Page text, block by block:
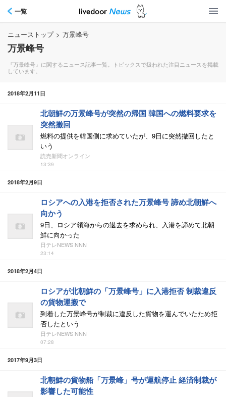
一覧
ニューストップ > 万景峰号
万景峰号
『万景峰号』に関するニュース記事一覧。トピックスで扱われた注目ニュースを掲載
しています。
2018年2月11日
北朝鮮の万景峰号が突然の帰国 韓国への燃料要求を
突然撤回
燃料の提供を韓国側に求めていたが、9日に突然撤回したと
いう
読売新聞オンライン
13:39
2018年2月9日
ロシアへの入港を拒否された万景峰号 諦め北朝鮮へ
向かう
9日、ロシア領海からの退去を求められ、入港を諦めて北朝
鮮に向かった
日テレNEWS NNN
23:14
2018年2月4日
ロシアが北朝鮮の「万景峰号」に入港拒否 制裁違反
の貨物運搬で
到着した万景峰号が制裁に違反した貨物を運んでいたため拒
否したという
日テレNEWS NNN
07:28
2017年9月3日
北朝鮮の貨物船「万景峰」号が運航停止 経済制裁が
影響した可能性